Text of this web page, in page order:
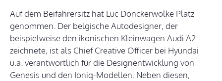
Auf dem Beifahrersitz hat Luc Donckerwolke Platz
genommen. Der belgische Autodesigner, der
beispielweise den ikonischen Kleinwagen Audi A2
zeichnete, ist als Chief Creative Officer bei Hyundai
u.a. verantwortlich für die Designentwicklung von
Genesis und den Ioniq-Modellen. Neben diesen,